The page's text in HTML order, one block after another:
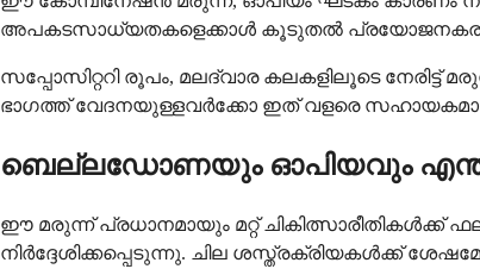
അപകടസാധ്യതകളെക്കാൾ കൂടുതൽ
സപ്പോസിറ്ററി രൂപം, മലദ്വാര കലകളിലൂടെ
ഭാഗത്ത് വേദനയുള്ളവർക്കോ ഇത് വളരെ
ബെല്ലഡോണയും ഓപിയവും
ഈ മരുന്ന് പ്രധാനമായും മറ്റ്
നിർദ്ദേശിക്കപ്പെടുന്നു. ചില ശസ്ത്രക്രിയകൾക്ക്